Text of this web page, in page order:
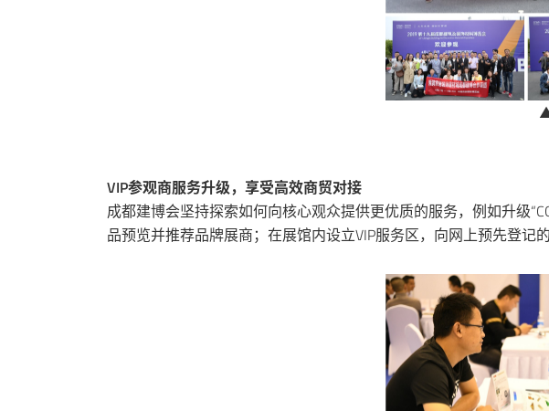
VIP参观商服务升级，享受高效商贸对接
成都建博会坚持探索如何向核心观众提供更优质的服务，例如升级
品预览并推荐品牌展商；在展馆内设立VIP服务区，向网上预先登记